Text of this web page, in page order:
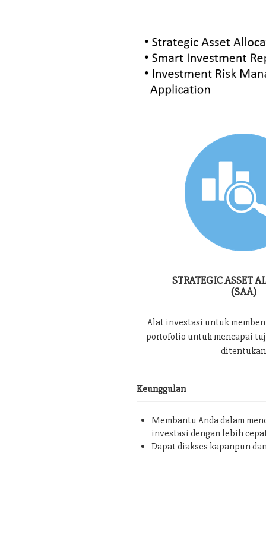
STRATEGIC ASSET
(SAA)
Alat investasi untuk
portofolio untuk mencapai
ditentukan
Keunggulan
Membantu Anda dalam
investasi dengan lebih
Dapat diakses kapanpun